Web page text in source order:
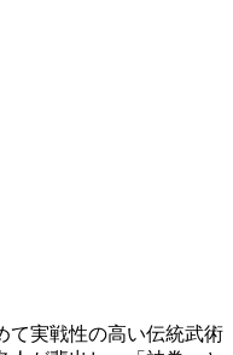
て実戦性の高い伝統武術